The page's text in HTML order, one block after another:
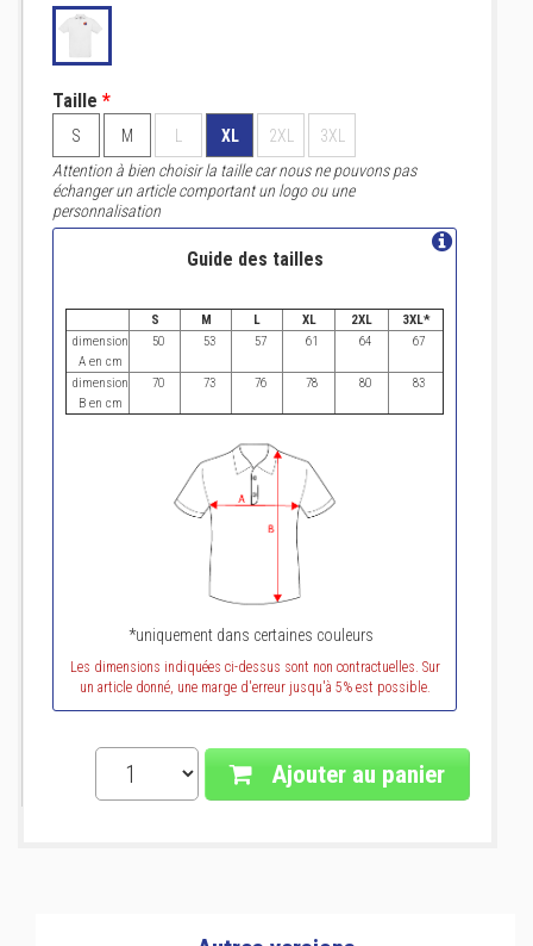
Taille *
S M XL 2XL
3XL
Attention à bien choisir la taille car nous ne pouvons pas
échanger un article comportant un logo ou une
personnalisation
Guide des tailles
S M L XL 2XL
3XL*
dimension
A en cm
50 53 57 61 64 67
dimension
B en cm
70 73 76 78 80 83
*uniquement dans certaines couleurs
Les dimensions indiquées ci-dessus sont non contractuelles. Sur
un article donné, une marge d'erreur jusqu'à 5% est possible.
Ajouter au panier